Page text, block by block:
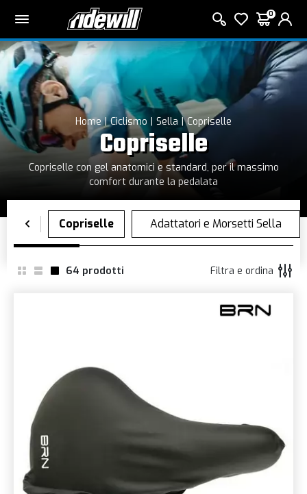
0
Home Ciclismo Sella Copriselle
Copriselle
Copriselle con gel anatomici e standard, per il massimo
comfort durante la pedalata
64 prodotti Filtra e ordina